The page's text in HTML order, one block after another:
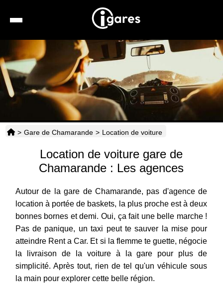
Recherche
Location de voiture
Hôtels
Taxis
Horaires
> Gare de Chamarande > Location de voiture
Location de voiture gare de
Chamarande : Les agences
Autour de la gare de Chamarande, pas d'agence de
location à portée de baskets, la plus proche est à deux
bonnes bornes et demi. Oui, ça fait une belle marche !
Pas de panique, un taxi peut te sauver la mise pour
atteindre Rent a Car. Et si la flemme te guette, négocie
la livraison de la voiture à la gare pour plus de
simplicité. Après tout, rien de tel qu'un véhicule sous
la main pour explorer cette belle région.